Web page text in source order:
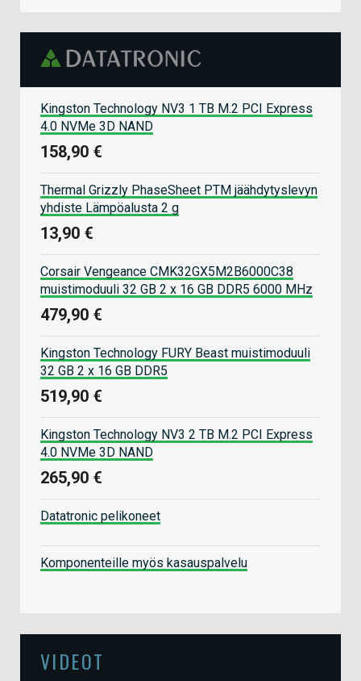
Kingston Technology NV3 1 TB M.2 PCI Express
4.0 NVMe 3D NAND
158,90 €
Thermal Grizzly PhaseSheet PTM jäähdytyslevyn
yhdiste Lämpöalusta 2 g
13,90 €
Corsair Vengeance CMK32GX5M2B6000C38
muistimoduuli 32 GB 2 x 16 GB DDR5 6000 MHz
479,90 €
Kingston Technology FURY Beast muistimoduuli
32 GB 2 x 16 GB DDR5
519,90 €
Kingston Technology NV3 2 TB M.2 PCI Express
4.0 NVMe 3D NAND
265,90 €
Datatronic pelikoneet
Komponenteille myös kasauspalvelu
VIDEOT